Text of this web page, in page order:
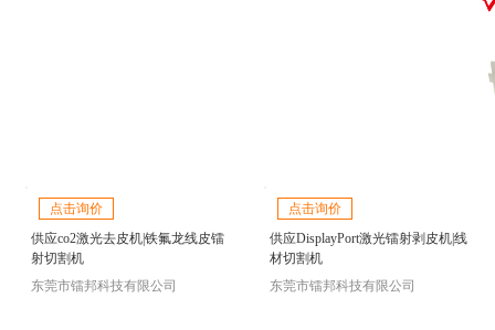
点击询价
供应co2激光去皮机|铁氟龙线皮镭
射切割机
东莞市镭邦科技有限公司
点击询价
供应DisplayPort激光镭射剥皮机|线
材切割机
东莞市镭邦科技有限公司